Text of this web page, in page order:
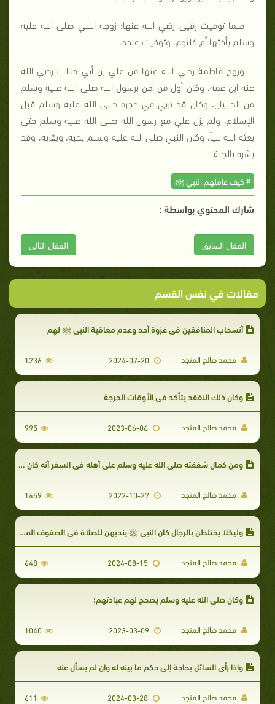
فلما توفيت رقيى رضي الله عنها؛ زوجه النبي صلى الله عليه
وسلم بأختها أم كلثوم، وتوفيت عنده.
وزوج فاطمة رضي الله عنها من علي بن أبي طالب رضي الله
عنه ابن عمه، وكان أول من آمن برسول الله صلى الله عليه وسلم
من الصبيان، وكان قد تربي في حجره صلى الله عليه وسلم قبل
الإسلام، ولم يزل علي مع رسول الله صلى الله عليه وسلم حتى
بعثه الله نبياً، وكان النبي صلى الله عليه وسلم يحبه، ويقربه، وقد
بشره بالجنة.
# كيف عاملهم النبي ﷺ
شارك المحتوي بواسطة :
المقال السابق المقال التالى
مقالات في نفس القسم
أنسحاب المنافقين في غزوة أحد وعدم معاقبة النبي ﷺ لهم
محمد صالح المنجد 2024-07-20
1236
وكان ذلك النفقد يتأكد في الأوقات الحرجة
محمد صالح المنجد 2023-06-06
995
ومن كمال شفقته صلى الله عليه وسلم على أهله في السفر أنه كان يوصي الحادي أن يخفف رفقاً بهن.
محمد صالح المنجد 1459
وليكلا يختلطن بالرجال كان النبي ﷺ يندبهن للصلاة في الصفوف المتأخرة
محمد صالح المنجد 2024-08-15
648
وكان صلى الله عليه وسلم يصحح لهم عبادتهم:
محمد صالح المنجد 2023-03-09
1040
وإذا رأى السائل بحاجة إلى حكم ما بينه له وإن لم يسأل عنه
محمد صالح المنجد 2024-03-28
611